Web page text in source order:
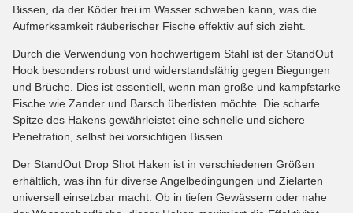
Bissen, da der Köder frei im Wasser schweben kann, was die
Aufmerksamkeit räuberischer Fische effektiv auf sich zieht.
Durch die Verwendung von hochwertigem Stahl ist der StandOut
Hook besonders robust und widerstandsfähig gegen Biegungen
und Brüche. Dies ist essentiell, wenn man große und kampfstarke
Fische wie Zander und Barsch überlisten möchte. Die scharfe
Spitze des Hakens gewährleistet eine schnelle und sichere
Penetration, selbst bei vorsichtigen Bissen.
Der StandOut Drop Shot Haken ist in verschiedenen Größen
erhältlich, was ihn für diverse Angelbedingungen und Zielarten
universell einsetzbar macht. Ob in tiefen Gewässern oder nahe